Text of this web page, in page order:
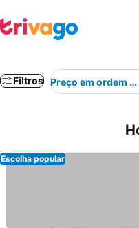
Filtros Preço em ordem
Escolha popular